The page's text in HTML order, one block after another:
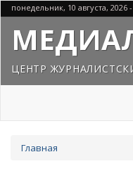
Перейти
к
основному
содержанию
понедельник, 10 августа, 2026
ЦЕНТР
здесь
Главная